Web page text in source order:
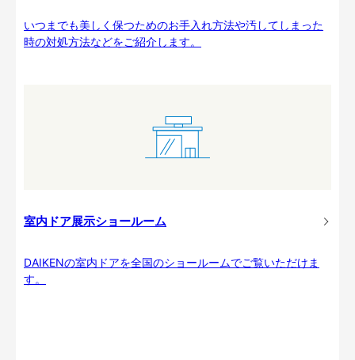
いつまでも美しく保つためのお手入れ方法や汚してしまった
時の対処方法などをご紹介します。
室内ドア展示ショールーム
DAIKENの室内ドアを全国のショールームでご覧いただけま
す。